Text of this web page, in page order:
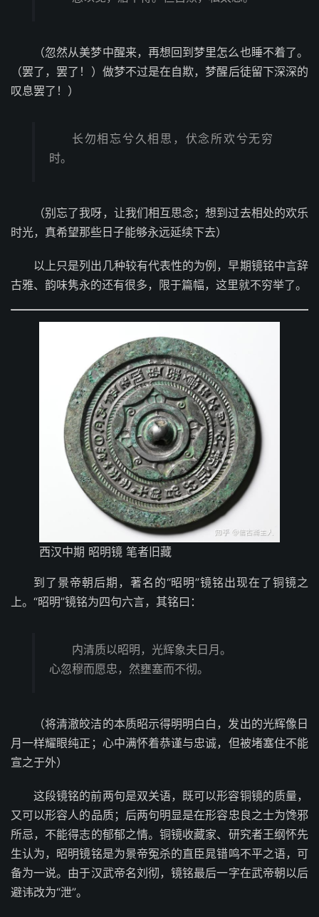
（忽然从美梦中醒来，再想回到梦里怎么也睡不着了。
（罢了，罢了！）做梦不过是在自欺，梦醒后徒留下深深的
叹息罢了！）
长勿相忘兮久相思，伏念所欢兮无穷
时。
（别忘了我呀，让我们相互思念；想到过去相处的欢乐
时光，真希望那些日子能够永远延续下去）
以上只是列出几种较有代表性的为例，早期镜铭中言辞
古雅、韵味隽永的还有很多，限于篇幅，这里就不穷举了。
西汉中期 昭明镜 笔者旧藏
到了景帝朝后期，著名的“昭明”镜铭出现在了铜镜之
上。“昭明”镜铭为四句六言，其铭曰：
内清质以昭明，光辉象夫日月。
心忽穆而愿忠，然壅塞而不彻。
（将清澈皎洁的本质昭示得明明白白，发出的光辉像日
月一样耀眼纯正；心中满怀着恭谨与忠诚，但被堵塞住不能
宣之于外）
这段镜铭的前两句是双关语，既可以形容铜镜的质量，
又可以形容人的品质；后两句明显是在形容忠良之士为馋邪
所忌，不能得志的郁郁之情。铜镜收藏家、研究者王纲怀先
生认为，昭明镜铭是为景帝冤杀的直臣晁错鸣不平之语，可
备为一说。由于汉武帝名刘彻，镜铭最后一字在武帝朝以后
避讳改为“泄”。